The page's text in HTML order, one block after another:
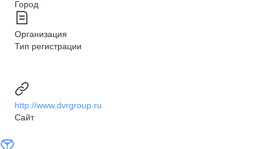
Город
Организация
Тип регистрации
http://www.dvrgroup.ru
Сайт